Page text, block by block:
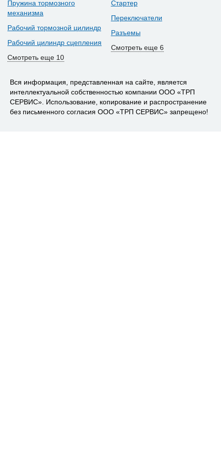
Пружина тормозного
механизма
Рабочий тормозной цилиндр
Рабочий цилиндр сцепления
Смотреть еще 10
Стартер
Переключатели
Разъемы
Смотреть еще 6
Вся информация, представленная на сайте, является
интеллектуальной собственностью компании ООО «ТРП
СЕРВИС». Использование, копирование и распространение
без письменного согласия ООО «ТРП СЕРВИС» запрещено!